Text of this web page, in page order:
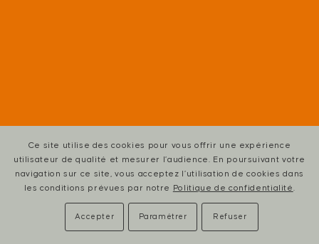
Ce site utilise des cookies pour vous offrir une expérience
utilisateur de qualité et mesurer l’audience. En poursuivant votre
navigation sur ce site, vous acceptez l’utilisation de cookies dans
les conditions prévues par notre Politique de confidentialité.
Accepter Paramétrer Refuser